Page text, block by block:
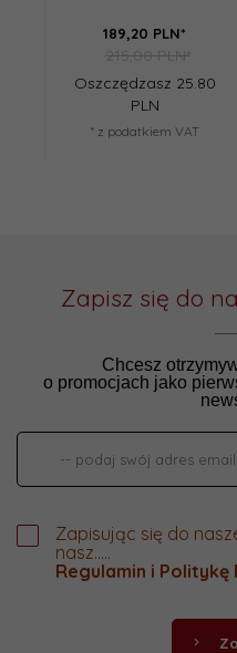
189,20 PLN*
215,00 PLN*
Oszczędzasz 25.80
PLN
* z podatkiem VAT
Zapisz się do
Chcesz
o promocjach jako
Zapisując się do
nasz.....
Regulamin i Politykę